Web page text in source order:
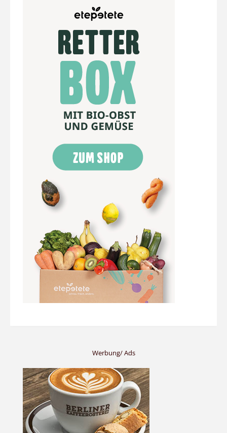
Werbung/ Ads